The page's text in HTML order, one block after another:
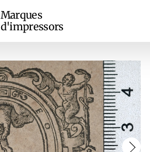
Marques
d'impressors